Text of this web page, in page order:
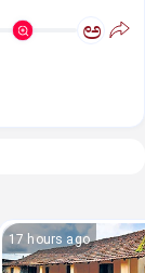
ಅ
17 hours ago